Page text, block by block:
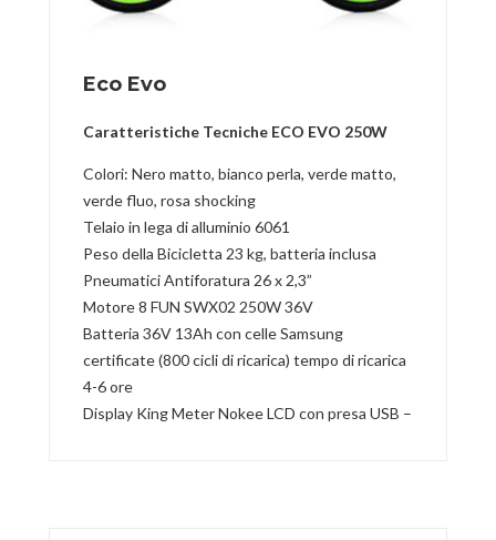
Eco Evo
Caratteristiche Tecniche ECO EVO 250W
Colori: Nero matto, bianco perla, verde matto,
verde fluo, rosa shocking
Telaio in lega di alluminio 6061
Peso della Bicicletta 23 kg, batteria inclusa
Pneumatici Antiforatura 26 x 2,3”
Motore 8 FUN SWX02 250W 36V
Batteria 36V 13Ah con celle Samsung
certificate (800 cicli di ricarica) tempo di ricarica
4-6 ore
Display King Meter Nokee LCD con presa USB –